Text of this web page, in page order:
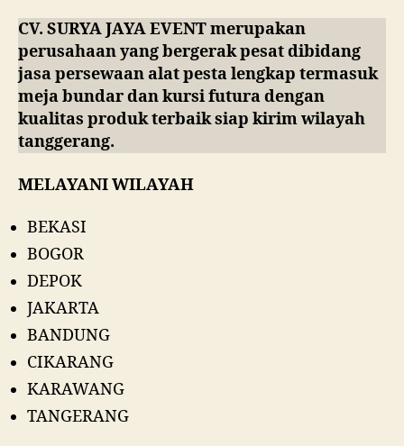
CV. SURYA JAYA EVENT merupakan
perusahaan yang bergerak pesat dibidang
jasa persewaan alat pesta lengkap termasuk
meja bundar dan kursi futura dengan
kualitas produk terbaik siap kirim wilayah
tanggerang.
MELAYANI WILAYAH
BEKASI
BOGOR
DEPOK
JAKARTA
BANDUNG
CIKARANG
KARAWANG
TANGERANG